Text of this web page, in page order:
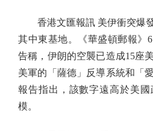
香港文匯報訊 美伊衝突爆發
其中東基地。《華盛頓郵報》
告稱，伊朗的空襲已造成15座
美軍的「薩德」反導系統和「
報告指出，該數字遠高於美
模。